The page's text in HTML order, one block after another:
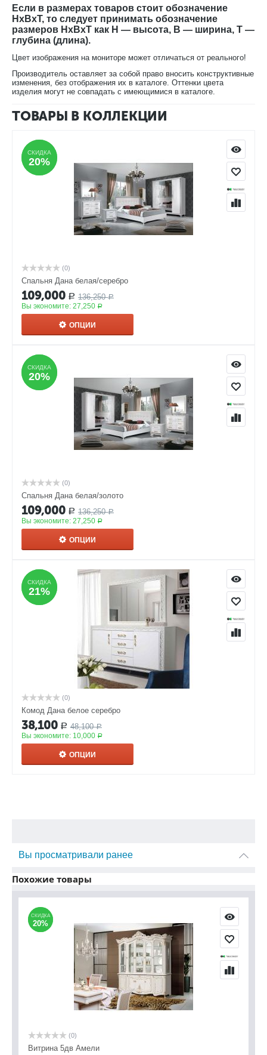
Если в размерах товаров стоит обозначение
HxBxT, то следует принимать обозначение
размеров HxBxT как H — высота, B — ширина, T —
глубина (длина).
Цвет изображения на мониторе может отличаться от реального!
Производитель оставляет за собой право вносить конструктивные
изменения, без отображения их в каталоге. Оттенки цвета
изделия могут не совпадать с имеющимися в каталоге.
ТОВАРЫ В КОЛЛЕКЦИИ
СКИДКА
20%
СКИДКА
20%
(0)
Спальня Дана белая/серебро
109,000 Р 136,250 Р
Вы экономите: 27,250 Р
ОПЦИИ
СКИДКА
20%
СКИДКА
20%
(0)
Спальня Дана белая/золото
109,000 Р 136,250 Р
Вы экономите: 27,250 Р
ОПЦИИ
СКИДКА
21%
СКИДКА
21%
(0)
Комод Дана белое серебро
38,100 Р 48,100 Р
Вы экономите: 10,000 Р
ОПЦИИ
Вы просматривали ранее
Похожие товары
СКИДКА
20%
СКИДКА
20%
(0)
Витрина 5дв Амели